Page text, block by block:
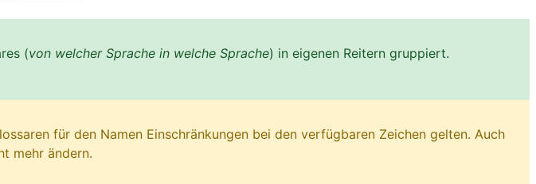
(von welcher Sprache in welche Sprache) in eigenen Reitern gruppiert.
für den Namen Einschränkungen bei den verfügbaren Zeichen gelten. Auch
mehr ändern.